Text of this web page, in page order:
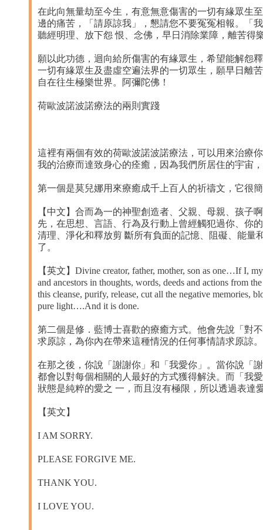
在此向無量劫至今生，有意無意傷害的一切有緣眾生
邊的痛苦，「請原諒我」，懇請您不要冤冤相報。「
聽經明理、放下怨 恨、念佛，早日消除業障，離苦得
願以此功德，迴向給所傷害的有緣眾生，希望能解怨
一切有緣眾生及盡虛空遍法界的一切眾生，願早日離
自在往生極樂世界。阿彌陀佛！
荷歐波諾波諾療法的兩則實踐
這裡有兩個有效的荷歐波諾波諾療法，可以用來治療
我的治療而達致身心的痊癒，因為我們所居住的宇宙
第一個是莫兒娜用來療癒成千上百人的祈禱文，它很
【中文】合而為一的神聖創造者、父親、母親、孩
先，在思想、言語、行為及行動上曾經觸犯過你、你
清理、淨化和釋放剪 斷所有負面的記憶、阻礙、能
了。
【英文】Divine creator, father, mother, son as one…If I,
and ancestors in thoughts, words, deeds and actions from
this cleanse, purify, release, cut all the negative memories,
pure light….And it is done.
第二個是修．藍博士喜歡的療癒方式。他會先說「對
求原諒，為你內在帶來這種情況的任何事情請求原諒
在那之後，你說「謝謝你」和「我愛你」。當你說「
都會以對每個相關的人最好的方式獲得解決。而「我
狀態是純粹的愛之 一，而且沒有極限，所以透過表達
【英文】
I AM SORRY.
PLEASE FORGIVE ME.
THANK YOU.
I LOVE YOU.